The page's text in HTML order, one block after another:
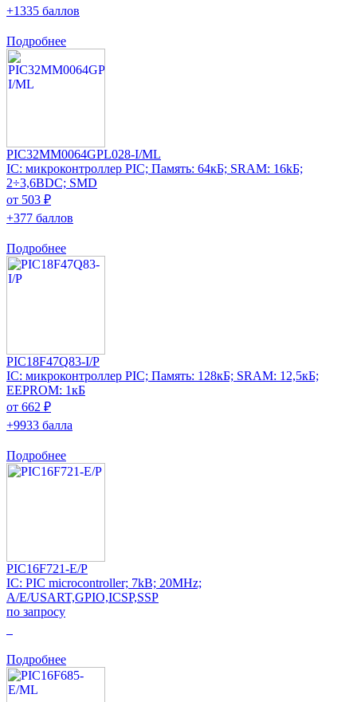
+1335 баллов
Подробнее
PIC32MM0064GPL028-I/ML
IC: микроконтроллер PIC; Память: 64кБ; SRAM: 16kБ;
2÷3,6ВDC; SMD
от 503 ₽
+377 баллов
Подробнее
PIC18F47Q83-I/P
IC: микроконтроллер PIC; Память: 128кБ; SRAM: 12,5кБ;
EEPROM: 1кБ
от 662 ₽
+9933 балла
Подробнее
PIC16F721-E/P
IC: PIC microcontroller; 7kB; 20MHz;
A/E/USART,GPIO,ICSP,SSP
по запросу
Подробнее